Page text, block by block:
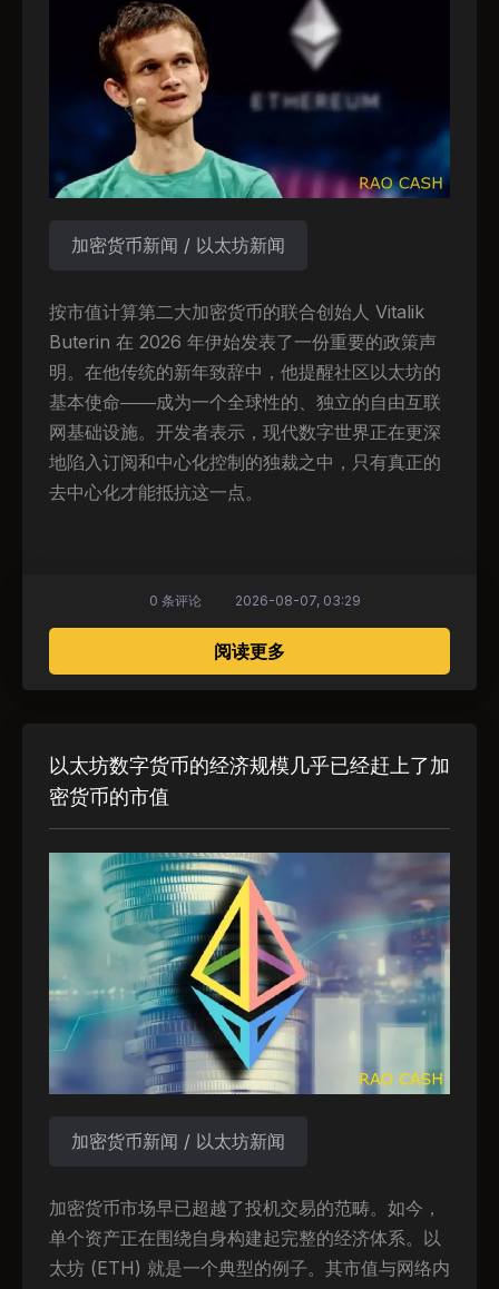
加密货币新闻 / 以太坊新闻
按市值计算第二大加密货币的联合创始人 Vitalik
Buterin 在 2026 年伊始发表了一份重要的政策声
明。在他传统的新年致辞中，他提醒社区以太坊的
基本使命——成为一个全球性的、独立的自由互联
网基础设施。开发者表示，现代数字世界正在更深
地陷入订阅和中心化控制的独裁之中，只有真正的
去中心化才能抵抗这一点。
阅读更多关于 Vitalik Buterin 提出
0 条评论 2026-08-07, 03:29
以太坊数字货币的经济规模几乎已经赶上了加
密货币的市值
加密货币新闻 / 以太坊新闻
加密货币市场早已超越了投机交易的范畴。如今，
单个资产正在围绕自身构建起完整的经济体系。以
太坊 (ETH) 就是一个典型的例子。其市值与网络内